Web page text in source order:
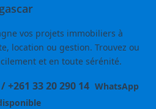
vos projets immobiliers à
location ou gestion. Trouvez ou
et en toute sérénité.
/+261 33 20 290 14 WhatsApp